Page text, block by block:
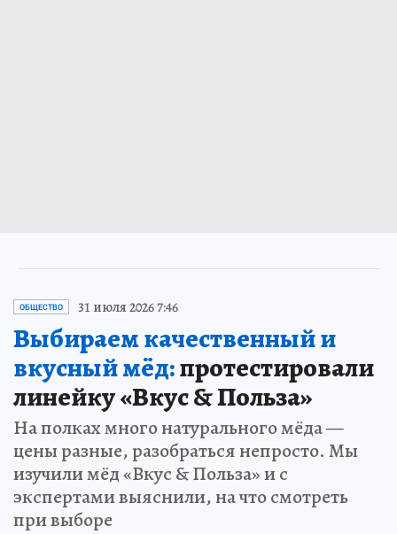
ОБЩЕСТВО 31 июля 2026 7:46
Выбираем качественный и
вкусный мёд:протестировали
линейку «Вкус & Польза»
На полках много натурального мёда —
цены разные, разобраться непросто. Мы
изучили мёд «Вкус & Польза» и с
экспертами выяснили, на что смотреть
при выборе